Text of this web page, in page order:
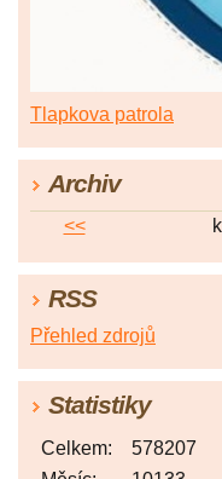
Tlapkova patrola
Archiv
<<
RSS
Přehled zdrojů
Statistiky
Celkem:
578207